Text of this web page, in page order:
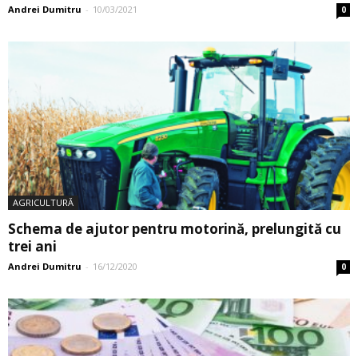
Andrei Dumitru - 10/03/2021 0
AGRICULTURĂ
Schema de ajutor pentru motorină, prelungită cu
trei ani
Andrei Dumitru - 16/12/2020 0